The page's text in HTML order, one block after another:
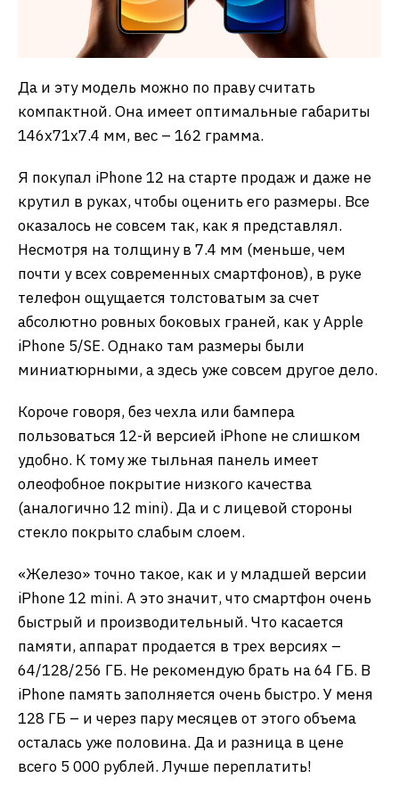
Да и эту модель можно по праву считать
компактной. Она имеет оптимальные габариты
146х71х7.4 мм, вес – 162 грамма.
Я покупал iPhone 12 на старте продаж и даже не
крутил в руках, чтобы оценить его размеры. Все
оказалось не совсем так, как я представлял.
Несмотря на толщину в 7.4 мм (меньше, чем
почти у всех современных смартфонов), в руке
телефон ощущается толстоватым за счет
абсолютно ровных боковых граней, как у Apple
iPhone 5/SE. Однако там размеры были
миниатюрными, а здесь уже совсем другое дело.
Короче говоря, без чехла или бампера
пользоваться 12-й версией iPhone не слишком
удобно. К тому же тыльная панель имеет
олеофобное покрытие низкого качества
(аналогично 12 mini). Да и с лицевой стороны
стекло покрыто слабым слоем.
«Железо» точно такое, как и у младшей версии
iPhone 12 mini. А это значит, что смартфон очень
быстрый и производительный. Что касается
памяти, аппарат продается в трех версиях –
64/128/256 ГБ. Не рекомендую брать на 64 ГБ. В
iPhone память заполняется очень быстро. У меня
128 ГБ – и через пару месяцев от этого объема
осталась уже половина. Да и разница в цене
всего 5 000 рублей. Лучше переплатить!